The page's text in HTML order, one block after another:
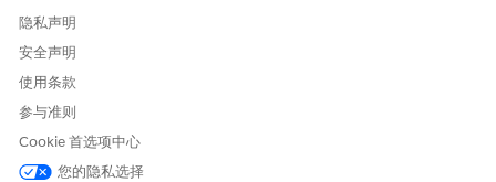
安全影响
提高了对错误配置和过度特权访问的可见性，降低了数据泄露或违
反策略的可能性，并支持保持最低权限和合规的安全状况。
业务影响
隐私声明
安全声明
使用条款
参与准则
Cookie 首选项中心
您的隐私选择